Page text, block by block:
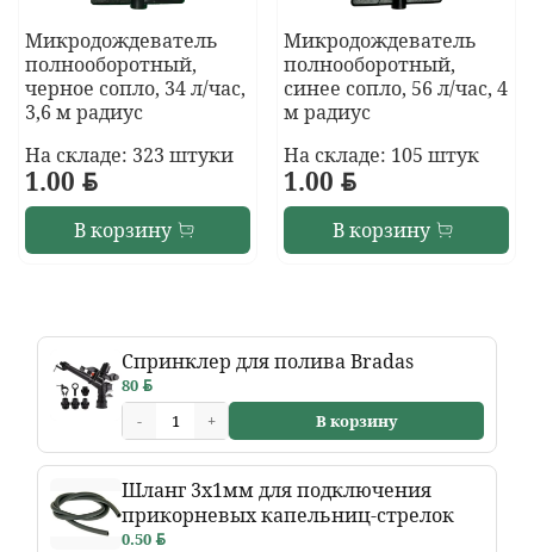
Микродождеватель
полнооборотный,
черное сопло, 34 л/час,
3,6 м радиус
На складе: 323 штуки
1.00 BYN
В корзину
Микродождеватель
полнооборотный,
синее сопло, 56 л/час, 4
м радиус
На складе: 105 штук
1.00 BYN
В корзину
Спринклер для полива Bradas
80BYN
- + В корзину
Шланг 3х1мм для подключения
прикорневых капельниц-стрелок
0.50BYN